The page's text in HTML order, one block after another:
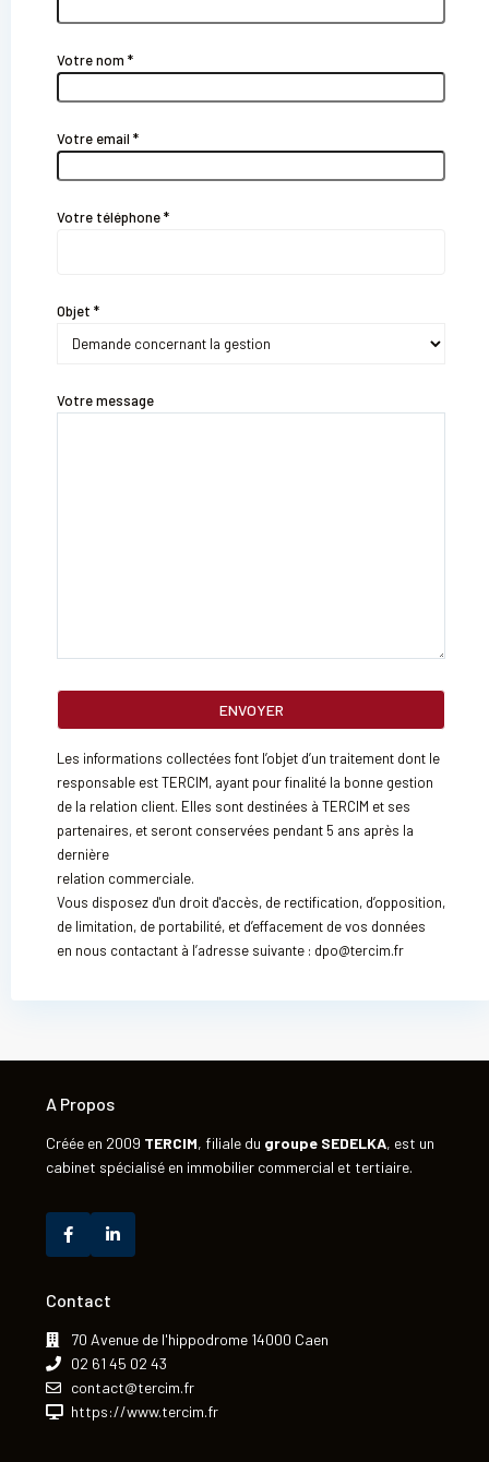
Votre nom *
Votre email *
Votre téléphone *
Objet *
Votre message
Les informations collectées font l’objet d’un traitement dont le
responsable est TERCIM, ayant pour finalité la bonne gestion
de la relation client. Elles sont destinées à TERCIM et ses
partenaires, et seront conservées pendant 5 ans après la
dernière
relation commerciale.
Vous disposez d'un droit d'accès, de rectification, d’opposition,
de limitation, de portabilité, et d’effacement de vos données
en nous contactant à l’adresse suivante : dpo@tercim.fr
A Propos
Créée en 2009 TERCIM, filiale du groupe SEDELKA, est un
cabinet spécialisé en immobilier commercial et tertiaire.
Contact
70 Avenue de l'hippodrome 14000 Caen
02 61 45 02 43
contact@tercim.fr
https://www.tercim.fr